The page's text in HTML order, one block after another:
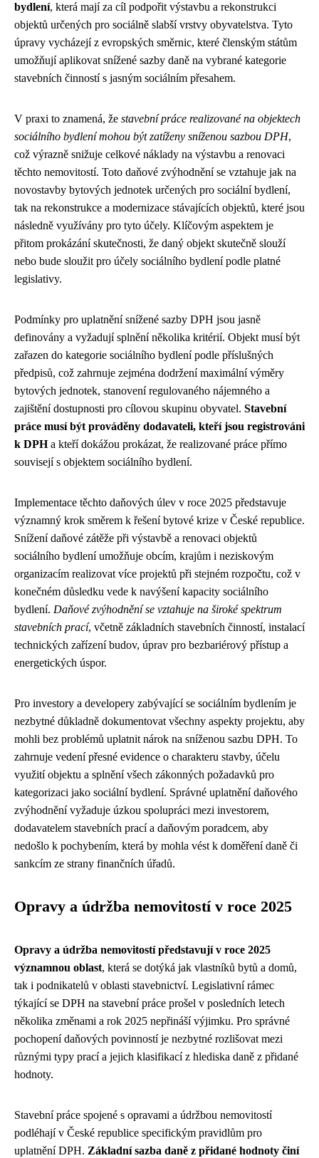
bydlení, která mají za cíl podpořit výstavbu a rekonstrukci
objektů určených pro sociálně slabší vrstvy obyvatelstva. Tyto
úpravy vycházejí z evropských směrnic, které členským státům
umožňují aplikovat snížené sazby daně na vybrané kategorie
stavebních činností s jasným sociálním přesahem.
V praxi to znamená, že stavební práce realizované na objektech
sociálního bydlení mohou být zatíženy sníženou sazbou DPH,
což výrazně snižuje celkové náklady na výstavbu a renovaci
těchto nemovitostí. Toto daňové zvýhodnění se vztahuje jak na
novostavby bytových jednotek určených pro sociální bydlení,
tak na rekonstrukce a modernizace stávajících objektů, které jsou
následně využívány pro tyto účely. Klíčovým aspektem je
přitom prokázání skutečnosti, že daný objekt skutečně slouží
nebo bude sloužit pro účely sociálního bydlení podle platné
legislativy.
Podmínky pro uplatnění snížené sazby DPH jsou jasně
definovány a vyžadují splnění několika kritérií. Objekt musí být
zařazen do kategorie sociálního bydlení podle příslušných
předpisů, což zahrnuje zejména dodržení maximální výměry
bytových jednotek, stanovení regulovaného nájemného a
zajištění dostupnosti pro cílovou skupinu obyvatel. Stavební
práce musí být prováděny dodavateli, kteří jsou registrováni
k DPHa kteří dokážou prokázat, že realizované práce přímo
souvisejí s objektem sociálního bydlení.
Implementace těchto daňových úlev v roce 2025 představuje
významný krok směrem k řešení bytové krize v České republice.
Snížení daňové zátěže při výstavbě a renovaci objektů
sociálního bydlení umožňuje obcím, krajům i neziskovým
organizacím realizovat více projektů při stejném rozpočtu, což v
konečném důsledku vede k navýšení kapacity sociálního
bydlení. Daňové zvýhodnění se vztahuje na široké spektrum
stavebních prací, včetně základních stavebních činností, instalací
technických zařízení budov, úprav pro bezbariérový přístup a
energetických úspor.
Pro investory a developery zabývající se sociálním bydlením je
nezbytné důkladně dokumentovat všechny aspekty projektu, aby
mohli bez problémů uplatnit nárok na sníženou sazbu DPH. To
zahrnuje vedení přesné evidence o charakteru stavby, účelu
využití objektu a splnění všech zákonných požadavků pro
kategorizaci jako sociální bydlení. Správné uplatnění daňového
zvýhodnění vyžaduje úzkou spolupráci mezi investorem,
dodavatelem stavebních prací a daňovým poradcem, aby
nedošlo k pochybením, která by mohla vést k doměření daně či
sankcím ze strany finančních úřadů.
Opravy a údržba nemovitostí v roce 2025
Opravy a údržba nemovitostí představují v roce 2025
významnou oblast, která se dotýká jak vlastníků bytů a domů,
tak i podnikatelů v oblasti stavebnictví. Legislativní rámec
týkající se DPH na stavební práce prošel v posledních letech
několika změnami a rok 2025 nepřináší výjimku. Pro správné
pochopení daňových povinností je nezbytné rozlišovat mezi
různými typy prací a jejich klasifikací z hlediska daně z přidané
hodnoty.
Stavební práce spojené s opravami a údržbou nemovitostí
podléhají v České republice specifickým pravidlům pro
uplatnění DPH. Základní sazba daně z přidané hodnoty činí